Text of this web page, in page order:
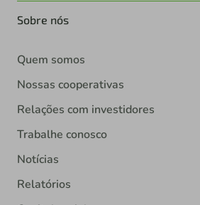
Sobre nós
Quem somos
Nossas cooperativas
Relações com investidores
Trabalhe conosco
Notícias
Relatórios